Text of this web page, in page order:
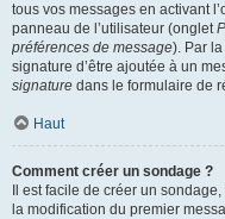
tous vos messages en activant
panneau de l’utilisateur (onglet
préférences de message). Par
signature d’être ajoutée à un
signature dans le formulaire de
Haut
Comment créer un sondage ?
Il est facile de créer un
la modification du premier